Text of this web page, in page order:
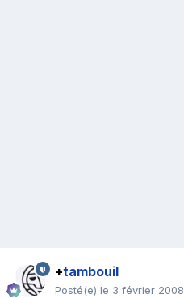
+tambouil
Posté(e) le 3 février 2008